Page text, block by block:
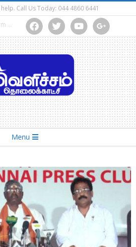
Call Us Today: 044 4860 6441
facebooktwitter youtube google
Menu